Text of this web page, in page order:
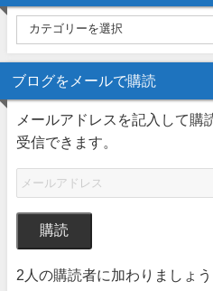
ブログをメールで購読
メールアドレスを記入して購
受信できます。
購読
2人の購読者に加わりましょう